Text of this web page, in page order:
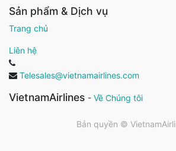
Sản phẩm & Dịch vụ
Trang chủ
Liên hệ
Telesales@vietnamairlines.com
VietnamAirlines - Về Chúng tôi
Bản quyền ©